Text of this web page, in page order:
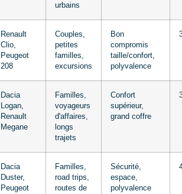
urbains
Renault
Clio,
Peugeot
208
Couples,
petites
familles,
excursions
Bon
compromis
taille/confort,
polyvalence
Dacia
Logan,
Renault
Megane
Familles,
voyageurs
d'affaires,
longs
trajets
Confort
supérieur,
grand coffre
Dacia
Duster,
Peugeot
Familles,
road trips,
routes de
Sécurité,
espace,
polyvalence